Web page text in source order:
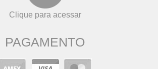
Clique para acessar
PAGAMENTO